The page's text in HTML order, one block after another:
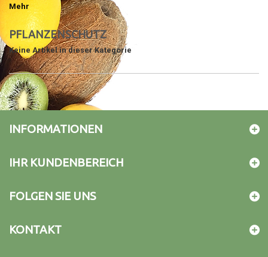
Mehr
PFLANZENSCHUTZ
Keine Artikel in dieser Kategorie
INFORMATIONEN
IHR KUNDENBEREICH
FOLGEN SIE UNS
KONTAKT